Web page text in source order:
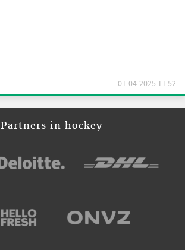
01-04-2025 11:52
Partners in hockey